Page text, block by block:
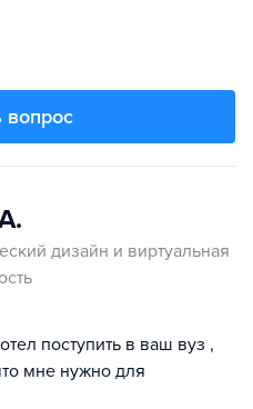
вопрос
дизайн и виртуальная
поступить в ваш вуз ,
мне нужно для